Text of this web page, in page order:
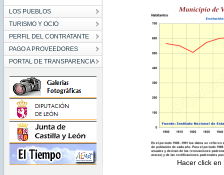
LOS PUEBLOS
TURISMO Y OCIO
PERFIL DEL CONTRATANTE
PAGO A PROVEEDORES
PORTAL DE TRANSPARENCIA
Hacer click